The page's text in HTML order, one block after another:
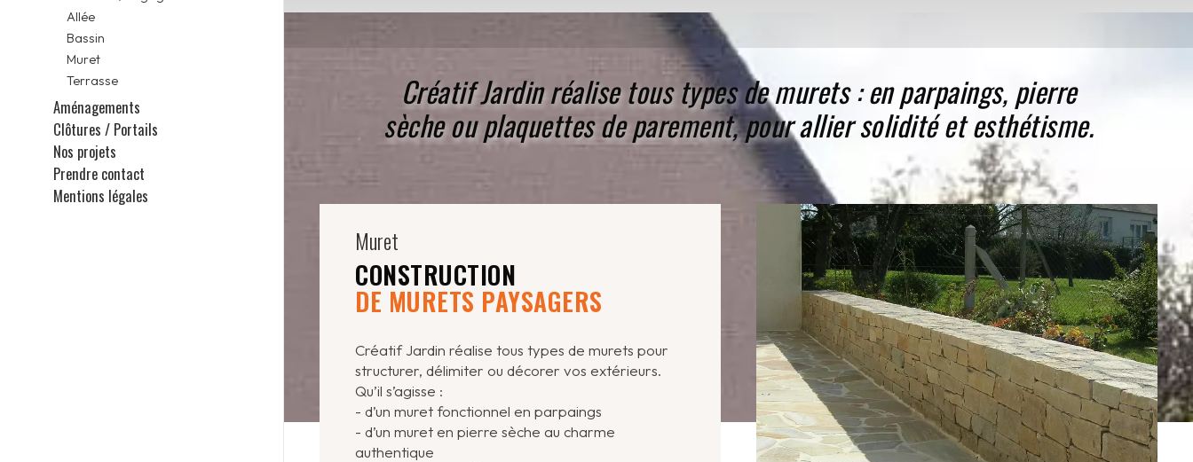
Allée
Bassin
Muret
Terrasse
Aménagements
Clôtures / Portails
Nos projets
Prendre contact
Mentions légales
Créatif Jardin réalise tous types de murets : en parpaings, pierre
sèche ou plaquettes de parement, pour allier solidité et esthétisme.
Muret
CONSTRUCTION
DE MURETS PAYSAGERS
Créatif Jardin réalise tous types de murets pour
structurer, délimiter ou décorer vos extérieurs.
Qu’il s’agisse :
- d’un muret fonctionnel en parpaings
- d’un muret en pierre sèche au charme
authentique